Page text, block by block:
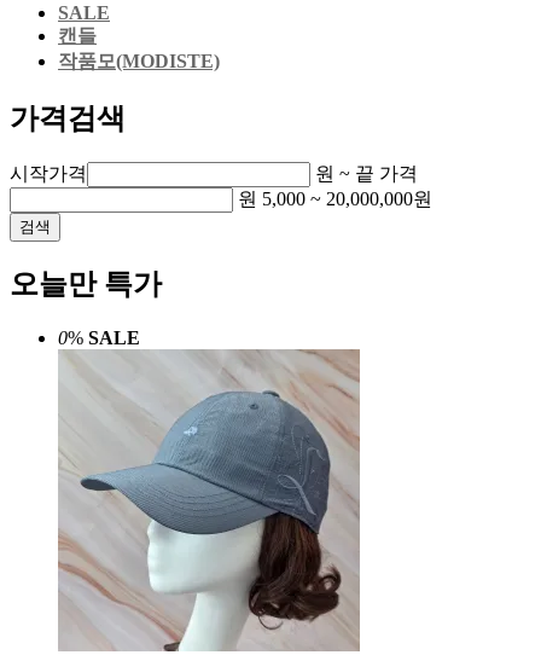
SALE
캔들
작품모(MODISTE)
가격검색
시작가격 원 ~ 끝 가격
원 5,000 ~ 20,000,000원
검색
오늘만 특가
0% SALE